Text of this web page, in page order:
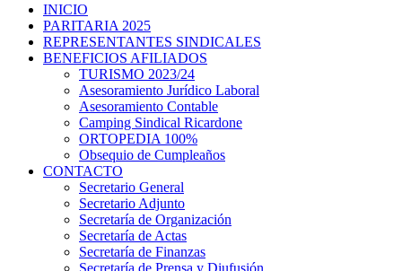
INICIO
PARITARIA 2025
REPRESENTANTES SINDICALES
BENEFICIOS AFILIADOS
TURISMO 2023/24
Asesoramiento Jurídico Laboral
Asesoramiento Contable
Camping Sindical Ricardone
ORTOPEDIA 100%
Obsequio de Cumpleaños
CONTACTO
Secretario General
Secretario Adjunto
Secretaría de Organización
Secretaría de Actas
Secretaría de Finanzas
Secretaría de Prensa y Diufusión